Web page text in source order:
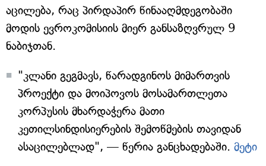
აცილება, რაც პირდაპირ წინააღმდეგობაში
მოდის ევროკომისიის მიერ განსაზღვრულ 9
ნაბიჯთან.
"კლანი გეგმავს, წარადგინოს მიმართვის
პროექტი და მოიპოვოს მოსამართლეთა
კორპუსის მხარდაჭერა მათი
კეთილსინდისიერების შემოწმების თავიდან
ასაცილებლად", — წერია განცხადებაში. მეტი